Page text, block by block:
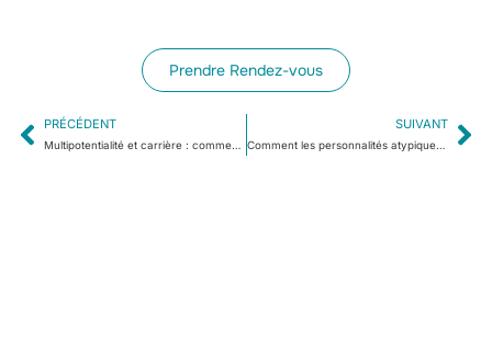
Prendre Rendez-vous
PRÉCÉDENT
Multipotentialité et carrière : comment concilier ses talents grâce au développement personnel à Bourgoin-Jallieu ?
SUIVANT
Comment les personnalités atypiques à Bourgoin-Jallieu peuvent-elles transformer leurs différences en atouts ?